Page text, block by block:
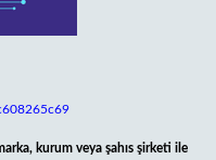
kurum veya şahıs şirketi ile